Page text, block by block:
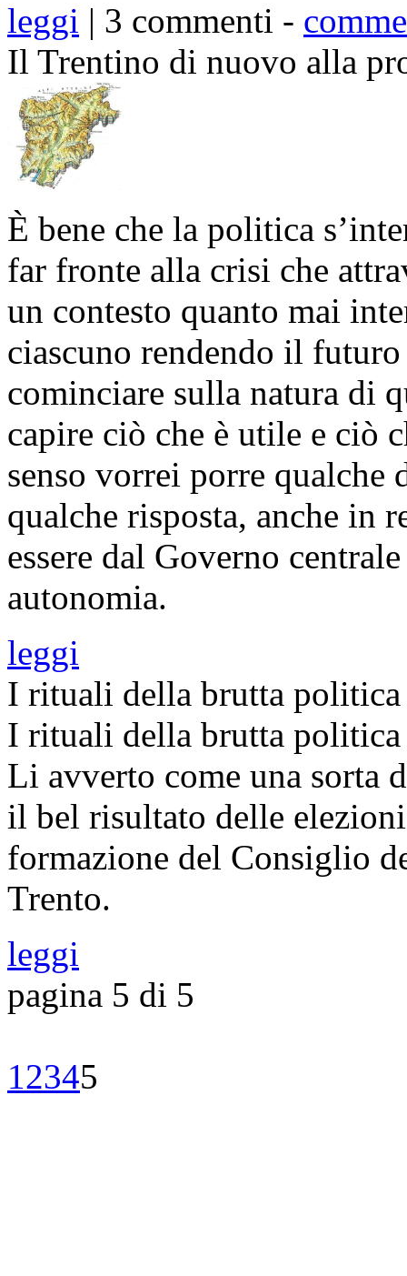
leggi | 3 commenti -
Il Trentino di nuovo alla
È bene che la politica
far fronte alla crisi che
un contesto quanto mai
ciascuno rendendo il
cominciare sulla natura di
capire ciò che è utile e ciò
senso vorrei porre qualche
qualche risposta, anche in
essere dal Governo
autonomia.
leggi
I rituali della brutta politica
I rituali della brutta politica
Li avverto come una sorta
il bel risultato delle
formazione del Consiglio
Trento.
leggi
pagina 5 di 5
12345